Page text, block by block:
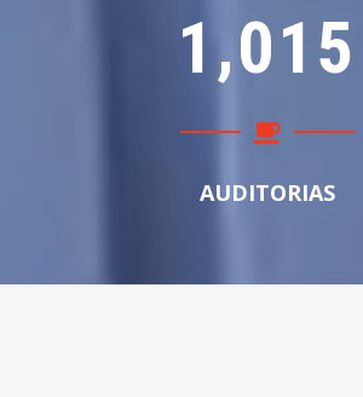
1 ,015
AUDITORIAS